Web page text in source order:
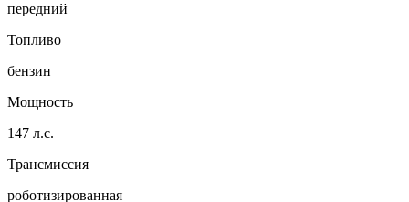
передний
Топливо
бензин
Мощность
147 л.с.
Трансмиссия
роботизированная